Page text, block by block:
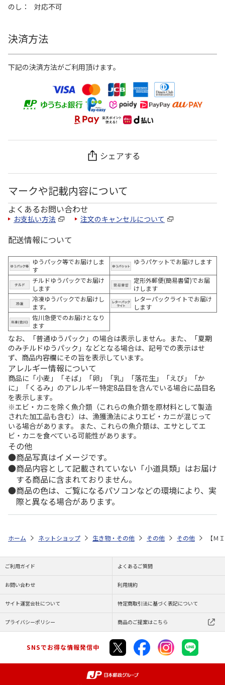
のし
対応不可
決済方法
下記の決済方法がご利用頂けます。
シェアする
マークや記載内容について
よくあるお問い合わせ
お支払い方法 注文のキャンセルについて
配送情報について
ゆうパック等でお届けしま
す
ゆうパケットでお届けします
チルドゆうパックでお届け
します
定形外郵便(簡易書留)でお届
けします
冷凍ゆうパックでお届けし
ます。
レターパックライトでお届け
します
佐川急便でのお届けとなり
ます
なお、「普通ゆうパック」の場合は表示しません。また、「夏期
のみチルドゆうパック」などとなる場合は、記号での表示はせ
ず、商品内容欄にその旨を表示しています。
アレルギー情報について
商品に「小麦」「そば」「卵」「乳」「落花生」「えび」「か
に」「くるみ」のアレルギー特定8品目を含んでいる場合に品目名
を表示します。
※エビ・カニを除く魚介類（これらの魚介類を原材料として製造
された加工品も含む）は、漁獲漁法によりエビ・カニが混じって
いる場合があります。 また、これらの魚介類は、エサとしてエ
ビ・カニを食べている可能性があります。
その他
商品写真はイメージです。
商品内容として記載されていない「小道具類」はお届け
する商品に含まれておりません。
商品の色は、ご覧になるパソコンなどの環境により、実
際と異なる場合があります。
ホーム ネットショップ 生き物・その他 その他 その他 【Ｍ
ご利用ガイド よくあるご質問
お問い合わせ 利用規約
サイト運営会社について 特定商取引法に基づく表記について
プライバシーポリシー 商品のご提案はこちら
SNSでお得な情報発信中